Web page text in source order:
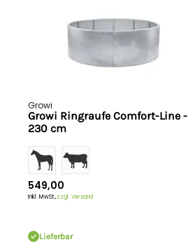
Growi
Growi Ringraufe Comfort-Line -
230 cm
549,00
Inkl. MwSt.,zzgl. Versand
Lieferbar